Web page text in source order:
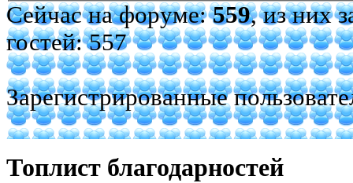
Сейчас на форуме:559, из них
гостей: 557
Зарегистрированные
Топлист благодарностей